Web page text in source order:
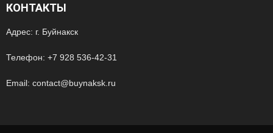
КОНТАКТЫ
Адрес: г. Буйнакск
Телефон: +7 928 536-42-31
Email: contact@buynaksk.ru